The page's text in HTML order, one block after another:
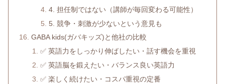
4. 担任制ではない（講師が毎回変わる可能性）
5. 競争・刺激が少ないという意見も
GABA kids(ガバキッズ)と他社の比較
✅ 英語力をしっかり伸ばしたい・話す機会を重視
✅ 英語脳を鍛えたい・バランス良い英語力
✅ 楽しく続けたい・コスパ重視の定番